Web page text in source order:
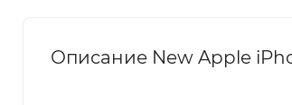
Описание New Apple